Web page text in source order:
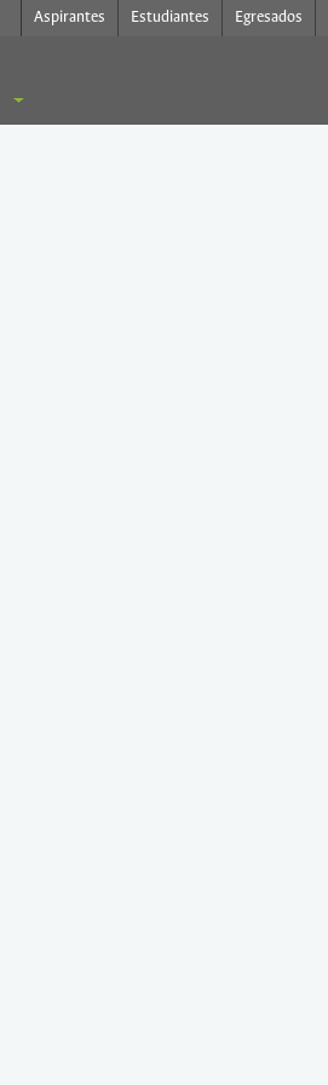
Aspirantes Estudiantes Egresados